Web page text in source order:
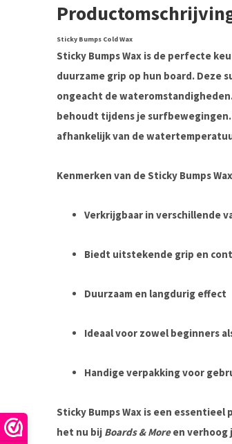
Sticky Bumps Cold Wax
Sticky Bumps Wax is de perfecte
duurzame grip op hun board. Deze
ongeacht de
behoudt tijdens je
afhankelijk van de
Kenmerken van de Sticky Bumps
Verkrijgbaar in verschillende
Biedt uitstekende grip en
Duurzaam en langdurig effect
Ideaal voor zowel beginners
Handige verpakking voor
Sticky Bumps Wax is een essentieel
het nu bij Boards & Moreen verhoog